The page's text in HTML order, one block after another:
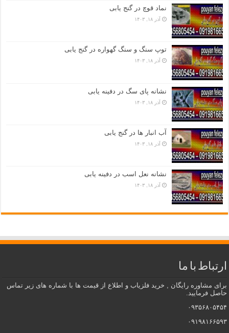
نماد قوچ در گنج یابی
آذر ۱۸, ۱۴۰۳
توپ سنگ و سنگ گهواره در گنج یابی
آذر ۱۸, ۱۴۰۳
نشانه پای سگ در دفینه یابی
آذر ۱۸, ۱۴۰۳
آب انبار ها در گنج یابی
آذر ۱۸, ۱۴۰۳
نشانه نعل اسب در دفینه یابی
آذر ۱۸, ۱۴۰۳
ارتباط با ما
برای مشاوره رایگان , خرید فلزیاب و اطلاع از قیمت ها با شماره های زیر تماس
حاصل فرمایید.
۰۹۳۵۶۸۰۵۴۵۴
۰۹۱۹۸۱۶۶۵۹۳